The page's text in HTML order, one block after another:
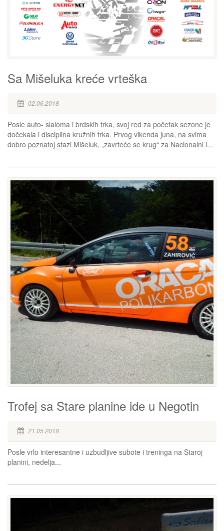
Sa Mišeluka kreće vrteška
02.06.2018
Posle auto- slaloma i brdskih trka, svoj red za početak sezone je
dočekala i disciplina kružnih trka. Prvog vikenda juna, na svima
dobro poznatoj stazi Mišeluk, „zavrteće se krug“ za Nacionalni i...
Trofej sa Stare planine ide u Negotin
21.05.2018
Posle vrlo interesantne i uzbudljive subote i treninga na Staroj
planini, nedelja...